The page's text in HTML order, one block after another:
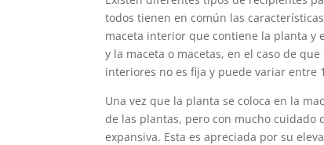
todos tienen en común las
maceta interior que contiene la planta y
y la maceta o macetas, en el caso de
interiores no es fija y puede variar entre
Una vez que la planta se coloca en la
de las plantas, pero con mucho
expansiva. Esta es apreciada por su